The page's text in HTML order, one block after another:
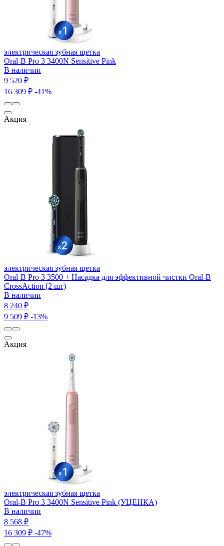
электрическая зубная щетка
Oral-B Pro 3 3400N Sensitive Pink
В наличии
9 520 ₽
16 309 ₽ -41%
Акция
электрическая зубная щетка
Oral-B Pro 3 3500 + Насадка для эффективной чистки Oral-B
CrossAction (2 шт)
В наличии
8 240 ₽
9 509 ₽ -13%
Акция
электрическая зубная щетка
Oral-B Pro 3 3400N Sensitive Pink (УЦЕНКА)
В наличии
8 568 ₽
16 309 ₽ -47%